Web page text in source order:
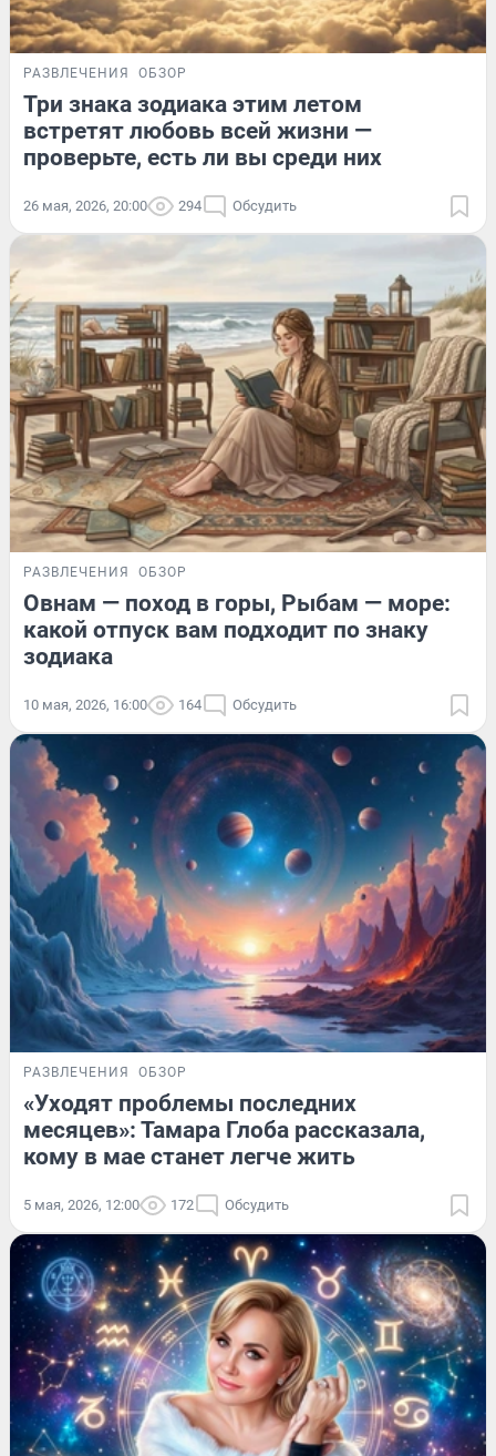
РАЗВЛЕЧЕНИЯ ОБЗОР
Три знака зодиака этим летом
встретят любовь всей жизни —
проверьте, есть ли вы среди них
26 мая, 2026, 20:00 294 Обсудить
РАЗВЛЕЧЕНИЯ ОБЗОР
Овнам — поход в горы, Рыбам — море:
какой отпуск вам подходит по знаку
зодиака
10 мая, 2026, 16:00 164 Обсудить
РАЗВЛЕЧЕНИЯ ОБЗОР
«Уходят проблемы последних
месяцев»: Тамара Глоба рассказала,
кому в мае станет легче жить
5 мая, 2026, 12:00 172 Обсудить